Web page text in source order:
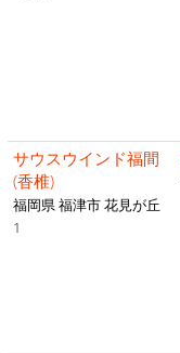
サウスウインド福間
(香椎)
福岡県 福津市 花見が丘
1